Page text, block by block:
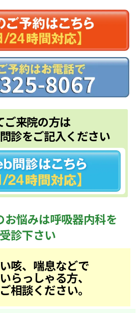
ご来院の方は
診をご記入ください
お悩みは呼吸器内科を
診下さい
咳、喘息などで
らっしゃる方、
相談ください。